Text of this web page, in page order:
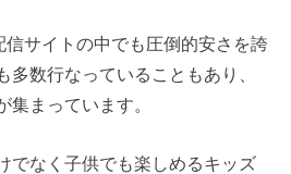
信サイトの中でも圧倒的安さを誇
多数行なっていることもあり、
集まっています。
でなく子供でも楽しめるキッズ